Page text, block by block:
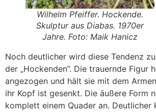
Wilhelm Pfeiffer. Hockende.
Skulptur aus Diabas. 1970er
Jahre. Foto: Maik Hanicz
Noch deutlicher wird diese Tendenz
der „Hockenden”. Die trauernde Figur
angezogen und hält sie mit dem
ihr Kopf ist gesenkt. Die äußere Form
komplett einem Quader an. Deutlicher